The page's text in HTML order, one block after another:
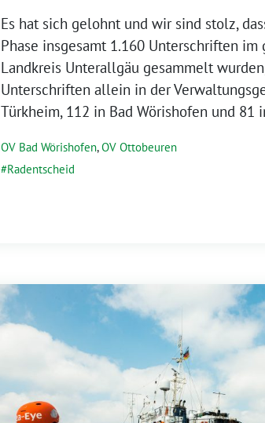
Es hat sich gelohnt und wir sind stolz,
Phase insgesamt 1.160 Unterschriften im
Landkreis Unterallgäu gesammelt
Unterschriften allein in der
Türkheim, 112 in Bad Wörishofen und 81
OV Bad Wörishofen,OV Ottobeuren
Radentscheid